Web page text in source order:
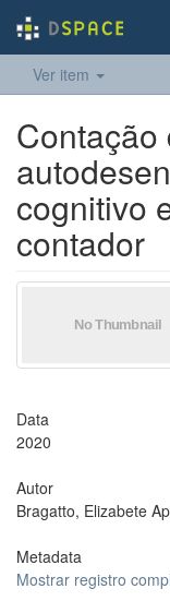
Ver item
Contação
cognitivo
contador
Data
2020
Autor
Bragatto, Elizabete
Metadata
Mostrar registro